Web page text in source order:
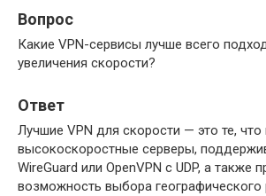
Вопрос
Какие VPN-сервисы лучше всего
увеличения скорости?
Ответ
Лучшие VPN для скорости — это те,
высокоскоростные серверы,
WireGuard или OpenVPN с UDP, а также
возможность выбора географического